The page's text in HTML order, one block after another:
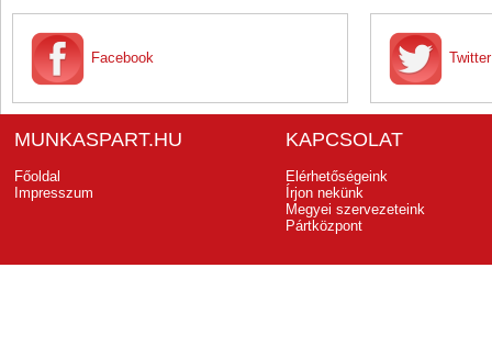
Facebook Twitter
MUNKASPART.HU
Főoldal
Impresszum
KAPCSOLAT
Elérhetőségeink
Írjon nekünk
Megyei szervezeteink
Pártközpont